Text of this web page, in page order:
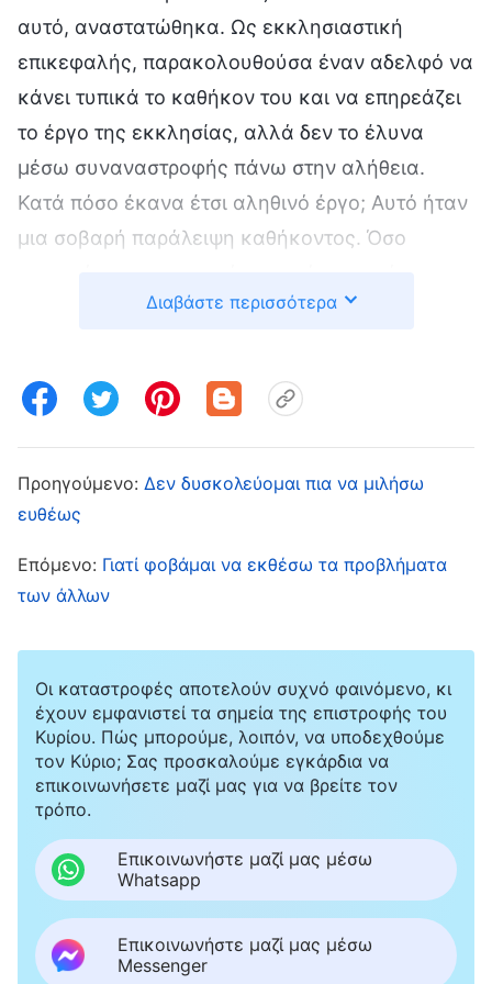
αυτό, αναστατώθηκα. Ως εκκλησιαστική
επικεφαλής, παρακολουθούσα έναν αδελφό να
κάνει τυπικά το καθήκον του και να επηρεάζει
το έργο της εκκλησίας, αλλά δεν το έλυνα
μέσω συναναστροφής πάνω στην αλήθεια.
Κατά πόσο έκανα έτσι αληθινό έργο; Αυτό ήταν
μια σοβαρή παράλειψη καθήκοντος. Όσο
ένιωθα, αλλά αδυνατούσα και πάλι να ανοίξω
ότι αν τον εξέθετα και τον κλάδευα, μπορεί να
σκεφτόταν ότι δεν είχα συμπόνια, και αν
γινόταν αρνητικός, πετούσε λευκή πετσέτα και
εγκατέλειπε το καθήκον του, οι άλλοι αδελφοί
και οι αδελφές μπορεί να με θεωρούσαν
ανίκανη να εργαστώ. Αυτό όχι μόνο θα
διακύβευε τη γενική μας σχέση, αλλά θα
το, ούτως ή άλλως έχω ήδη πει κάτι στον Λίου
Λιανγκ, οπότε θα τον αφήσω να το αναλογιστεί
με την πάροδο του χρόνου». Με αυτόν τον
τρόπο, τελικά δεν εξέθεσα ούτε ανέλυσα ποτέ
το πρόβλημά του.
Αργότερα, παρατήρησα ότι δύο άλλοι αδελφοί
που δούλευαν μαζί μου ήταν πάντα σε κόντρα
επειδή είχαν διαφορετικές ιδέες για τα
πράγματα. Κανένας από τους δύο δεν
Διαβάστε περισσότερα
Προηγούμενο: Δεν δυσκολεύομαι πια να μιλήσω
ευθέως
Επόμενο: Γιατί φοβάμαι να εκθέσω τα προβλήματα
των άλλων
Οι καταστροφές αποτελούν συχνό φαινόμενο, κι
έχουν εμφανιστεί τα σημεία της επιστροφής του
Κυρίου. Πώς μπορούμε, λοιπόν, να υποδεχθούμε
τον Κύριο; Σας προσκαλούμε εγκάρδια να
επικοινωνήσετε μαζί μας για να βρείτε τον
τρόπο.
Επικοινωνήστε μαζί μας μέσω
Whatsapp
Επικοινωνήστε μαζί μας μέσω
Messenger